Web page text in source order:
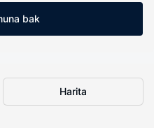
bak
Harita